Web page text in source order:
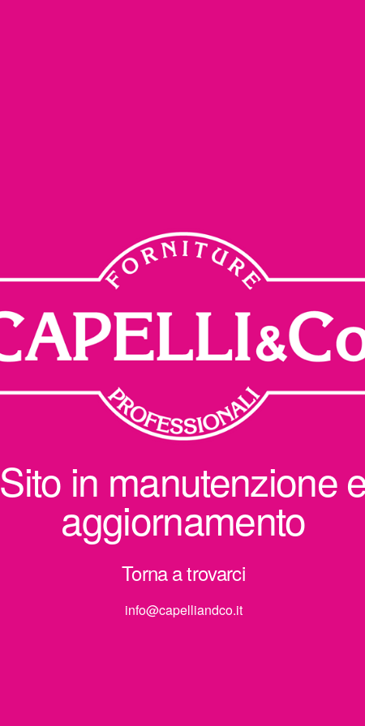
Sito in manutenzione
aggiornamento
Torna a trovarci
info@capelliandco.it